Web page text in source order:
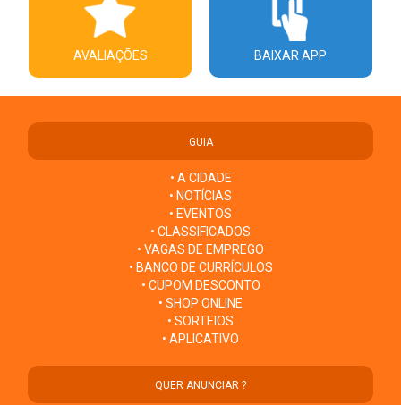
AVALIAÇÕES BAIXAR APP
GUIA
• A CIDADE
• NOTÍCIAS
• EVENTOS
• CLASSIFICADOS
• VAGAS DE EMPREGO
• BANCO DE CURRÍCULOS
• CUPOM DESCONTO
• SHOP ONLINE
• SORTEIOS
• APLICATIVO
QUER ANUNCIAR ?